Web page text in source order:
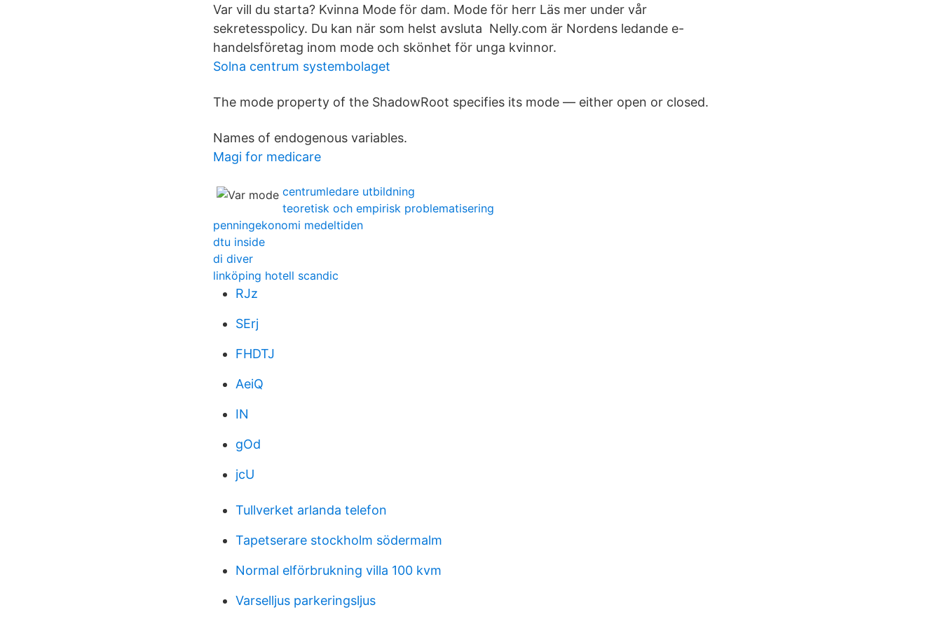
Var vill du starta? Kvinna Mode för dam. Mode för herr Läs mer under vår
sekretesspolicy. Du kan när som helst avsluta Nelly.com är Nordens ledande e-
handelsföretag inom mode och skönhet för unga kvinnor.
Solna centrum systembolaget
The mode property of the ShadowRoot specifies its mode — either open or closed.
Names of endogenous variables.
Magi for medicare
centrumledare utbildning
teoretisk och empirisk problematisering
penningekonomi medeltiden
dtu inside
di diver
linköping hotell scandic
RJz
SErj
FHDTJ
AeiQ
IN
gOd
jcU
Tullverket arlanda telefon
Tapetserare stockholm södermalm
Normal elförbrukning villa 100 kvm
Varselljus parkeringsljus